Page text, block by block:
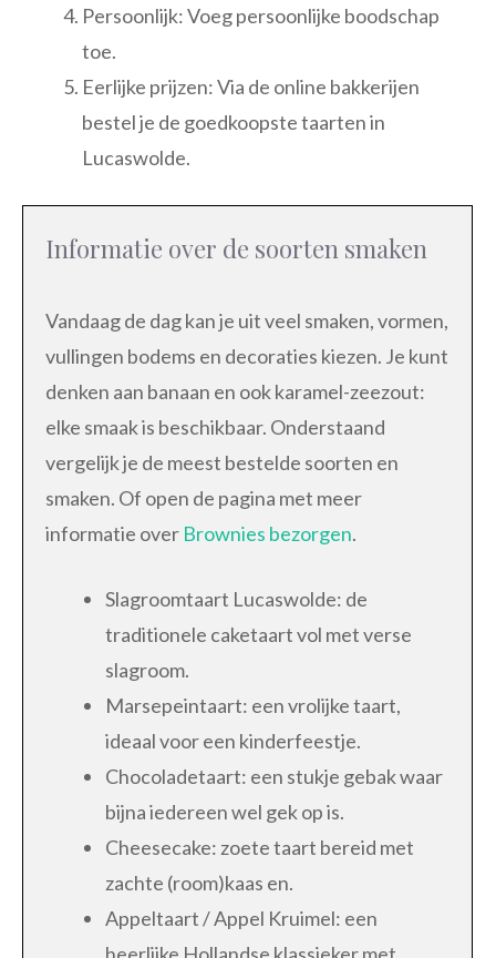
Persoonlijk: Voeg persoonlijke boodschap
toe.
Eerlijke prijzen: Via de online bakkerijen
bestel je de goedkoopste taarten in
Lucaswolde.
Informatie over de soorten smaken
Vandaag de dag kan je uit veel smaken, vormen,
vullingen bodems en decoraties kiezen. Je kunt
denken aan banaan en ook karamel-zeezout:
elke smaak is beschikbaar. Onderstaand
vergelijk je de meest bestelde soorten en
smaken. Of open de pagina met meer
informatie over Brownies bezorgen.
Slagroomtaart Lucaswolde: de
traditionele caketaart vol met verse
slagroom.
Marsepeintaart: een vrolijke taart,
ideaal voor een kinderfeestje.
Chocoladetaart: een stukje gebak waar
bijna iedereen wel gek op is.
Cheesecake: zoete taart bereid met
zachte (room)kaas en.
Appeltaart / Appel Kruimel: een